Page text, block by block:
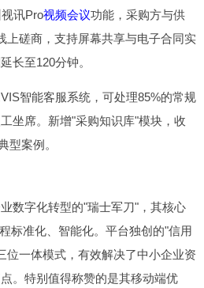
讯Pro视频会议功能，采购方与供
上磋商，支持屏幕共享与电子合同实
长至120分钟。
智能客服系统，可处理85%的常规
坐席。新增"采购知识库"模块，收
型案例。
数字化转型的"瑞士军刀"，其核心
标准化、智能化。平台独创的"信用
位一体模式，有效解决了中小企业资
。特别值得称赞的是其移动端优